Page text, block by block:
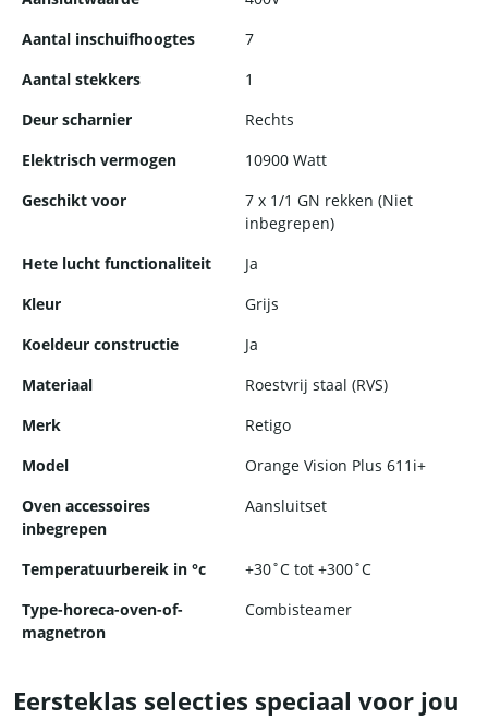
Aantal inschuifhoogtes
7
Aantal stekkers
1
Deur scharnier
Rechts
Elektrisch vermogen
10900 Watt
Geschikt voor
7 x 1/1 GN rekken (Niet
inbegrepen)
Hete lucht functionaliteit
Ja
Kleur
Grijs
Koeldeur constructie
Ja
Materiaal
Roestvrij staal (RVS)
Merk
Retigo
Model
Orange Vision Plus 611i+
Oven accessoires
inbegrepen
Aansluitset
Temperatuurbereik in °c
+30˚C tot +300˚C
Type-horeca-oven-of-
magnetron
Combisteamer
Eersteklas selecties speciaal voor jou